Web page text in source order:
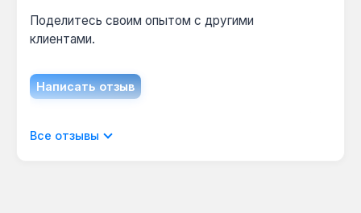
Поделитесь своим опытом с другими
клиентами.
Написать отзыв
Отображать отзывы только на текущем
Все отзывы